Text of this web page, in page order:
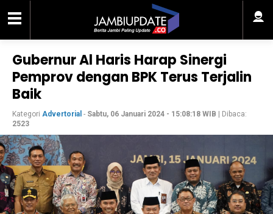
Gubernur Al Haris Harap Sinergi
Pemprov dengan BPK Terus Terjalin
Baik
Kategori Advertorial - Sabtu, 06 Januari 2024 - 15:08:18 WIB | Dibaca:
2523